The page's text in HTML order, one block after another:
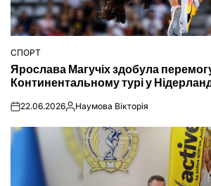
ОПУБЛІКУВАТИ
У
СПОРТ
Ярослава Магучіх здобула
Континентальному турі у
on22.06.2026Опубліковано
Наумова Вікторія